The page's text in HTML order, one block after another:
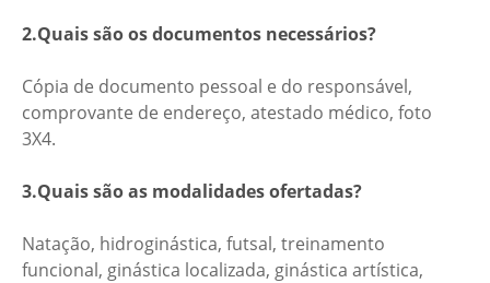
2.Quais são os documentos necessários?
Cópia de documento pessoal e do responsável,
comprovante de endereço, atestado médico, foto
3X4.
3.Quais são as modalidades ofertadas?
Natação, hidroginástica, futsal, treinamento
funcional, ginástica localizada, ginástica artística,